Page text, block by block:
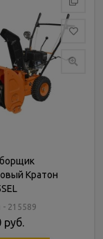
Кратон
- 215589
руб.